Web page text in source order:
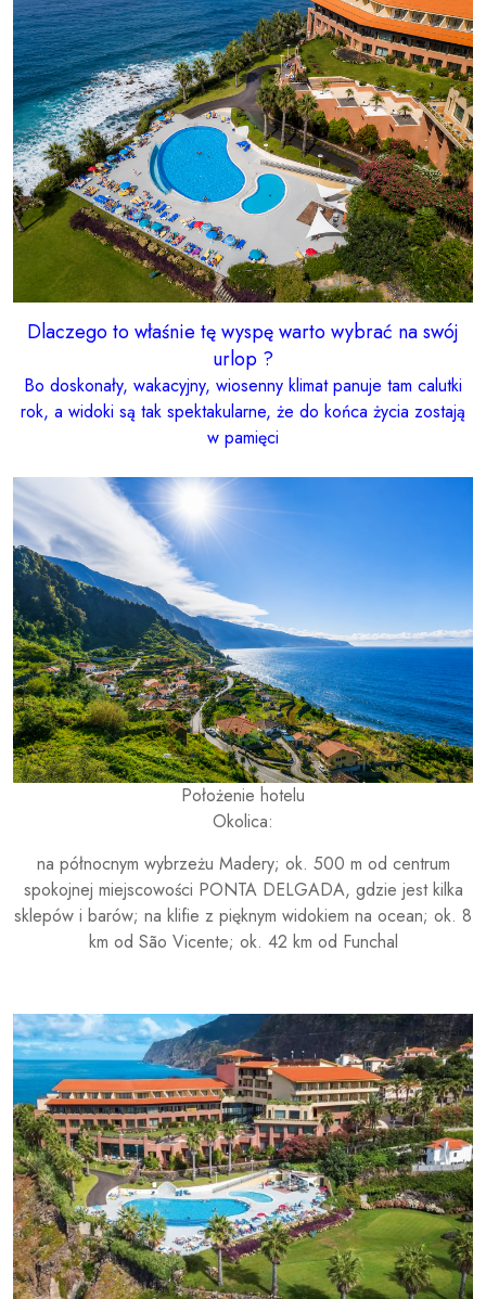
Dlaczego to właśnie tę wyspę warto wybrać na swój
urlop ?
Bo doskonały, wakacyjny, wiosenny klimat panuje tam calutki
rok, a widoki są tak spektakularne, że do końca życia zostają
w pamięci
Położenie hotelu
Okolica:
na północnym wybrzeżu Madery; ok. 500 m od centrum
spokojnej miejscowości PONTA DELGADA, gdzie jest kilka
sklepów i barów; na klifie z pięknym widokiem na ocean; ok. 8
km od São Vicente; ok. 42 km od Funchal